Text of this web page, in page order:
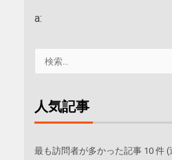
a:
人気記事
最も訪問者が多かった記事 10 件 (